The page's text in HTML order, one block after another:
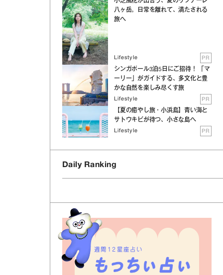
八ヶ岳。日常を離れて、満たされる
旅へ
Lifestyle PR
シンガポール3泊5日にご招待！ 「マ
ーリー」がガイドする、多文化と豊
かな自然を楽しみ尽くす旅
Lifestyle PR
【夏の癒やし旅・小浜島】青い海と
サトウキビが待つ、小さな島へ
Lifestyle PR
Daily Ranking
週間12星座占い